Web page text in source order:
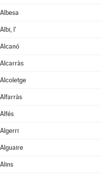
Albesa
Albi, l'
Alcanó
Alcarràs
Alcoletge
Alfarràs
Alfés
Algerri
Alguaire
Alins